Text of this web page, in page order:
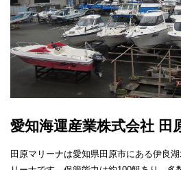
愛知海運産業株式会社 田
田原マリーナは愛知県田原市にある伊良